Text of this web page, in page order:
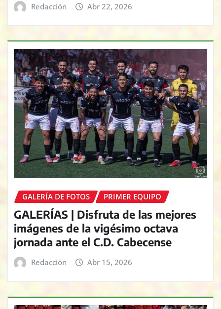
Redacción Abr 22, 2026
GALERÍA DE FOTOS PRIMER EQUIPO
GALERÍAS | Disfruta de las mejores
imágenes de la vigésimo octava
jornada ante el C.D. Cabecense
Redacción Abr 15, 2026